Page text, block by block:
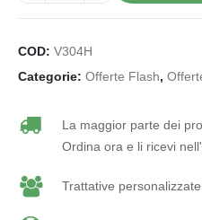
COD: V304H
Categorie: Offerte Flash,
La maggior parte dei
Ordina ora e li ricevi
Trattative